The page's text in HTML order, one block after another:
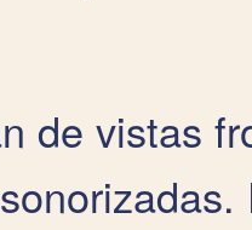
de vistas